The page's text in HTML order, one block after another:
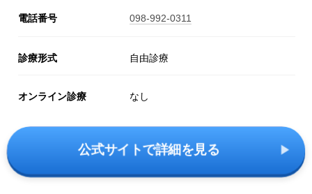
電話番号 098-992-0311
診療形式 自由診療
オンライン診療 なし
公式サイトで詳細を見る